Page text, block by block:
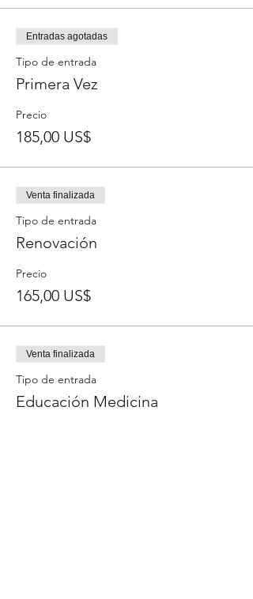
Entradas agotadas
Tipo de entrada
Primera Vez
Precio
185,00 US$
Venta finalizada
Tipo de entrada
Renovación
Precio
165,00 US$
Venta finalizada
Tipo de entrada
Educación Medicina